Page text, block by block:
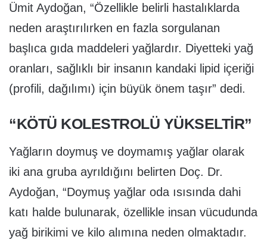
Ümit Aydoğan, “Özellikle belirli hastalıklarda
neden araştırılırken en fazla sorgulanan
başlıca gıda maddeleri yağlardır. Diyetteki yağ
oranları, sağlıklı bir insanın kandaki lipid içeriği
(profili, dağılımı) için büyük önem taşır” dedi.
“KÖTÜ KOLESTROLÜ YÜKSELTİR”
Yağların doymuş ve doymamış yağlar olarak
iki ana gruba ayrıldığını belirten Doç. Dr.
Aydoğan, “Doymuş yağlar oda ısısında dahi
katı halde bulunarak, özellikle insan vücudunda
yağ birikimi ve kilo alımına neden olmaktadır.